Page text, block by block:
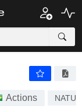
Actions NATU3